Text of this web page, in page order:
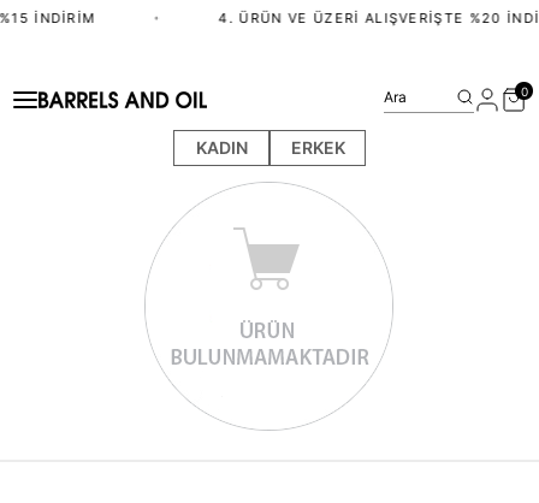
İNDIRIM • 4. ÜRÜN VE ÜZERI ALIŞVERIŞTE %20
KADIN ERKEK
Ara 0